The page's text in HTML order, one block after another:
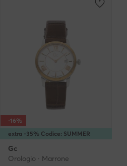
extra -35% Codice: SUMMER
-16%
Gc
Orologio · Marrone